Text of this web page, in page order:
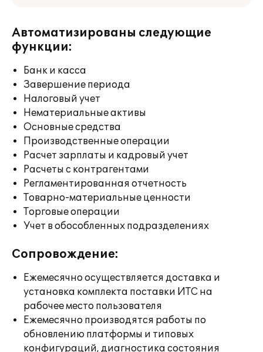
Автоматизированы следующие
функции:
Банк и касса
Завершение периода
Налоговый учет
Нематериальные активы
Основные средства
Производственные операции
Расчет зарплаты и кадровый учет
Расчеты с контрагентами
Регламентированная отчетность
Товарно-материальные ценности
Торговые операции
Учет в обособленных подразделениях
Сопровождение:
Ежемесячно осуществляется доставка и
установка комплекта поставки ИТС на
рабочее место пользователя
Ежемесячно производятся работы по
обновлению платформы и типовых
конфигураций, диагностика состояния